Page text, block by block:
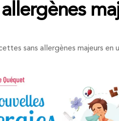
allergènes
sans allergènes majeurs en